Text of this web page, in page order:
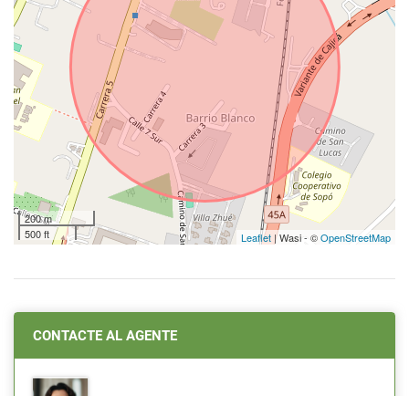
200 m
500 ft
Leaflet | Wasi - ©OpenStreetMap
CONTACTE AL AGENTE